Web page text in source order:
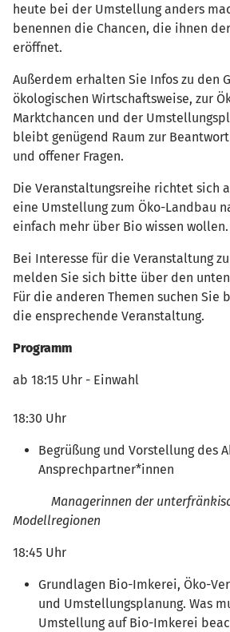
heute bei der Umstellung anders
benennen die Chancen, die ihnen
eröffnet.
Außerdem erhalten Sie Infos zu den
ökologischen Wirtschaftsweise, zur
Marktchancen und der
bleibt genügend Raum zur
und offener Fragen.
Die Veranstaltungsreihe richtet sich
eine Umstellung zum Öko-Landbau
einfach mehr über Bio wissen wollen.
Bei Interesse für die Veranstaltung
melden Sie sich bitte über den
Für die anderen Themen suchen Sie
die ensprechende Veranstaltung.
Programm
ab 18:15 Uhr - Einwahl
18:30 Uhr
Begrüßung und Vorstellung des
Ansprechpartner*innen
Managerinnen der
Modellregionen
18:45 Uhr
Grundlagen Bio-Imkerei, Öko-
und Umstellungsplanung. Was
Umstellung auf Bio-Imkerei